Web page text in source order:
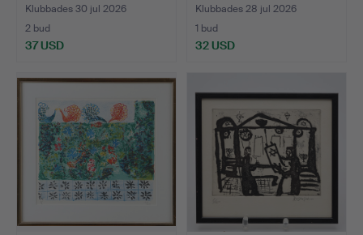
…
Klubbades 30 jul 2026
2 bud
37 USD
Klubbades 28 jul 2026
1 bud
32 USD